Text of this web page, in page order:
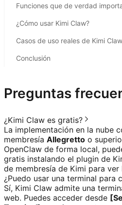
Funciones que de verdad
¿Cómo usar Kimi Claw?
Casos de uso reales de Kimi Claw
Conclusión
Preguntas
¿Kimi Claw es gratis?
La implementación en la nube
membresía Allegretto o
OpenClaw de forma local,
gratis instalando el plugin de
de membresía de Kimi para ver
¿Puedo usar una terminal para
Sí, Kimi Claw admite una
web. Puedes acceder desde